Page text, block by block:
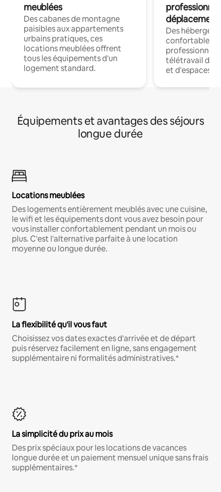
meublées
Des cabanes de montagne
paisibles aux appartements
urbains pratiques, ces
locations meublées offrent
tous les équipements d'un
logement standard.
déplacement
Des
confortables
professionnels
télétravail
et d'espaces
Équipements et avantages des séjours
longue durée
Locations meublées
Des logements entièrement meublés avec une cuisine,
le wifi et les équipements dont vous avez besoin pour
vous installer confortablement pendant un mois ou
plus. C'est l'alternative parfaite à une location
moyenne ou longue durée.
La flexibilité qu'il vous faut
Choisissez vos dates exactes d'arrivée et de départ
puis réservez facilement en ligne, sans engagement
supplémentaire ni formalités administratives.*
La simplicité du prix au mois
Des prix spéciaux pour les locations de vacances
longue durée et un paiement mensuel unique sans frais
supplémentaires.*